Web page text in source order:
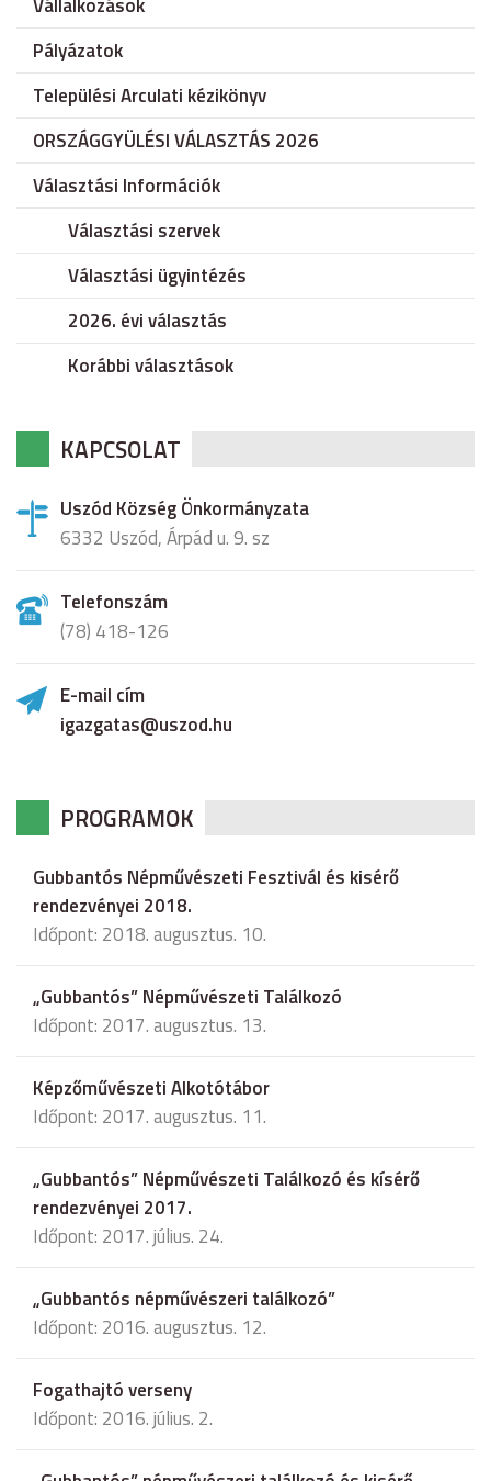
Vállalkozások
Pályázatok
Települési Arculati kézikönyv
ORSZÁGGYÜLÉSI VÁLASZTÁS 2026
Választási Információk
Választási szervek
Választási ügyintézés
2026. évi választás
Korábbi választások
KAPCSOLAT
Uszód Község Önkormányzata
6332 Uszód, Árpád u. 9. sz
Telefonszám
(78) 418-126
E-mail cím
igazgatas@uszod.hu
PROGRAMOK
Gubbantós Népművészeti Fesztivál és kisérő
rendezvényei 2018.
Időpont: 2018. augusztus. 10.
„Gubbantós” Népművészeti Találkozó
Időpont: 2017. augusztus. 13.
Képzőművészeti Alkotótábor
Időpont: 2017. augusztus. 11.
„Gubbantós” Népművészeti Találkozó és kísérő
rendezvényei 2017.
Időpont: 2017. július. 24.
„Gubbantós népművészeri találkozó”
Időpont: 2016. augusztus. 12.
Fogathajtó verseny
Időpont: 2016. július. 2.